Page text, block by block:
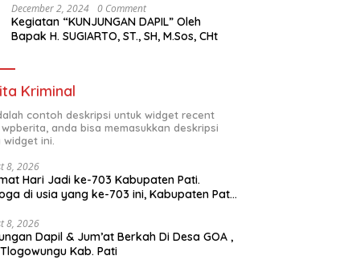
December 2, 2024 0 Comment
Kegiatan “KUNJUNGAN DAPIL” Oleh
Bapak H. SUGIARTO, ST., SH, M.Sos, CHt
Kriminal
contoh deskripsi untuk widget recent
anda bisa memasukkan deskripsi
widget ini.
8, 2026
Hari Jadi ke-703 Kabupaten Pati.
di usia yang ke-703 ini, Kabupaten Pati
yang mampu memberikan
bagi seluruh masyarakatnya.
sinergi dan kolaborasi yang telah
8, 2026
Dapil & Jum’at Berkah Di Desa GOA ,
Kab. Pati